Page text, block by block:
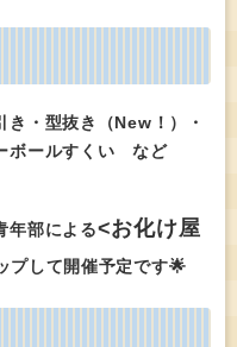
・型抜き（New！）・
ボールすくい など
年部による<お化け屋
プして開催予定です🌟